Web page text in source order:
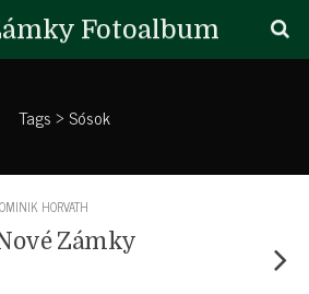
Fotoalbum
Tags › Sósok
HORVATH
Zámky